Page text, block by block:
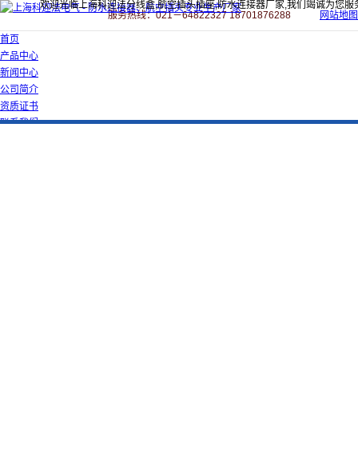
欢迎光临上海科迎法分线盒,航空插头插座,防水连接器厂家,我们竭诚为您服
服务热线：021－64822327 18701876288
网站地图
首页
产品中心
新闻中心
公司简介
资质证书
联系我们